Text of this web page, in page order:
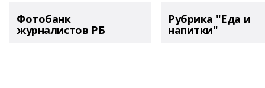
Фотобанк
журналистов РБ
Рубрика "Еда и
напитки"